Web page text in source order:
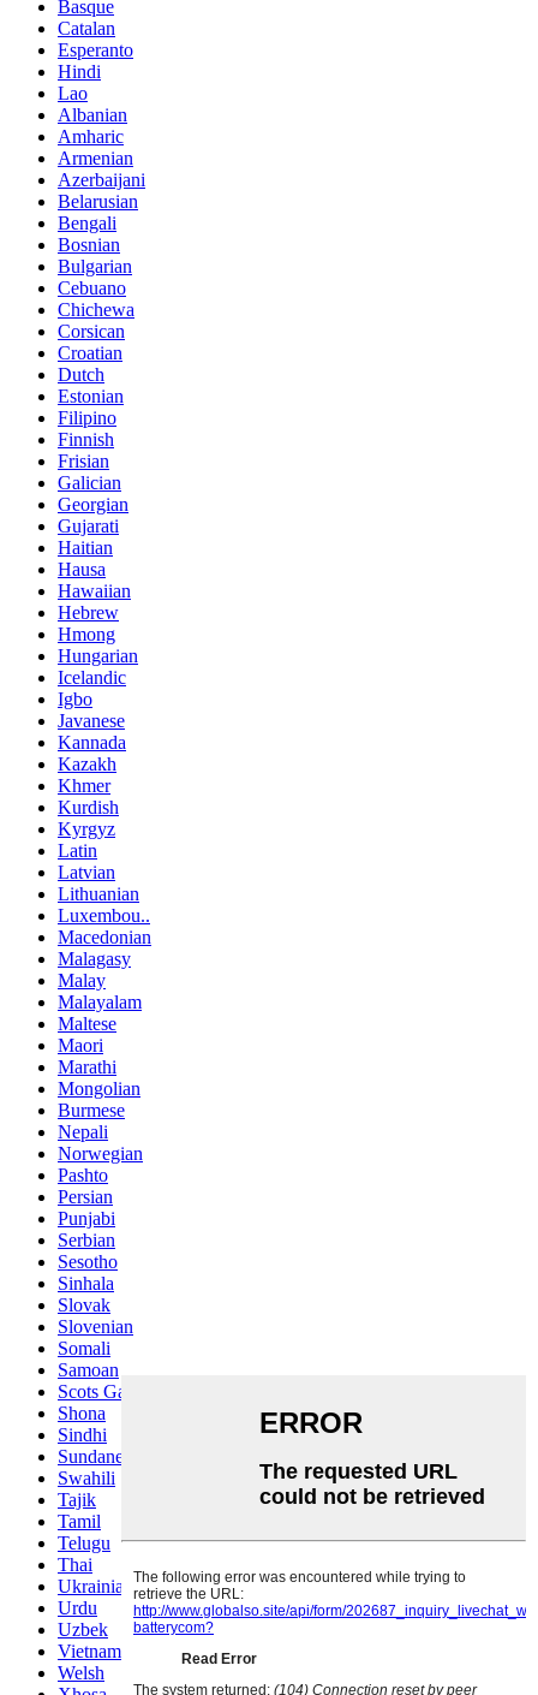
Basque
Catalan
Esperanto
Hindi
Lao
Albanian
Amharic
Armenian
Azerbaijani
Belarusian
Bengali
Bosnian
Bulgarian
Cebuano
Chichewa
Corsican
Croatian
Dutch
Estonian
Filipino
Finnish
Frisian
Galician
Georgian
Gujarati
Haitian
Hausa
Hawaiian
Hebrew
Hmong
Hungarian
Icelandic
Igbo
Javanese
Kannada
Kazakh
Khmer
Kurdish
Kyrgyz
Latin
Latvian
Lithuanian
Luxembou..
Macedonian
Malagasy
Malay
Malayalam
Maltese
Maori
Marathi
Mongolian
Burmese
Nepali
Norwegian
Pashto
Persian
Punjabi
Serbian
Sesotho
Sinhala
Slovak
Slovenian
Somali
Samoan
Scots Gaelic
Shona
Sindhi
Sundanese
Swahili
Tajik
Tamil
Telugu
Thai
Ukrainian
Urdu
Uzbek
Vietnamese
Welsh